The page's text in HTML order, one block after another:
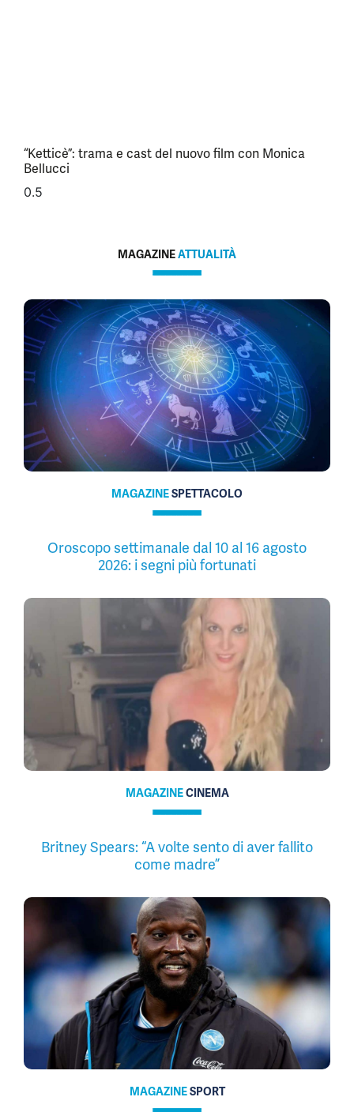
“Ketticè”: trama e cast del nuovo film con Monica
Bellucci
MAGAZINEATTUALITÀ
MAGAZINESPETTACOLO
Oroscopo settimanale dal 10 al 16 agosto
2026: i segni più fortunati
MAGAZINECINEMA
Britney Spears: “A volte sento di aver fallito
come madre”
MAGAZINESPORT